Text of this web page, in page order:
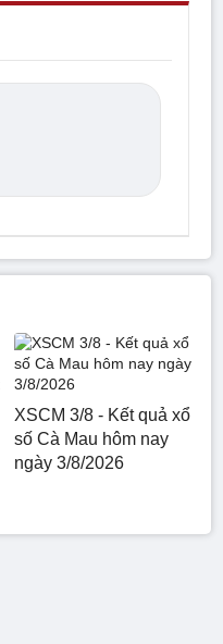
XSCM 3/8 - Kết quả xổ
số Cà Mau hôm nay
ngày 3/8/2026